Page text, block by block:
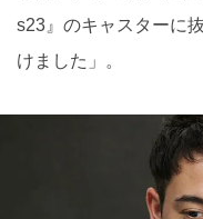
s23』のキャスターに
けました」。